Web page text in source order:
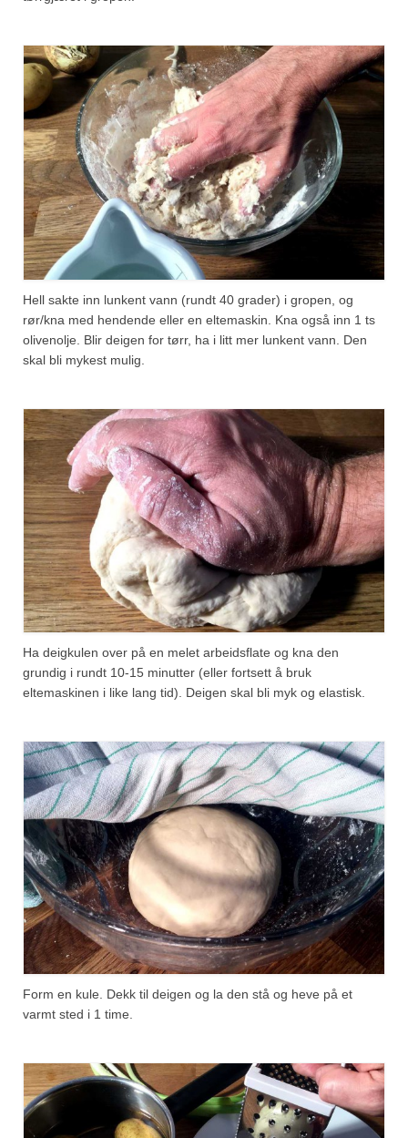
Hell sakte inn lunkent vann (rundt 40 grader) i gropen, og
rør/kna med hendende eller en eltemaskin. Kna også inn 1 ts
olivenolje. Blir deigen for tørr, ha i litt mer lunkent vann. Den
skal bli mykest mulig.
Ha deigkulen over på en melet arbeidsflate og kna den
grundig i rundt 10-15 minutter (eller fortsett å bruk
eltemaskinen i like lang tid). Deigen skal bli myk og elastisk.
Form en kule. Dekk til deigen og la den stå og heve på et
varmt sted i 1 time.